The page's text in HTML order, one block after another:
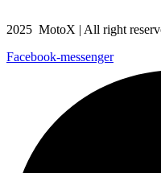
2025 MotoX | All right
Facebook-messenger